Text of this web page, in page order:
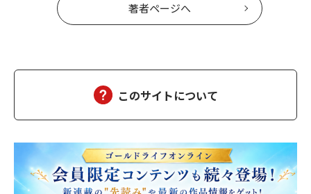
著者ページへ
このサイトについて